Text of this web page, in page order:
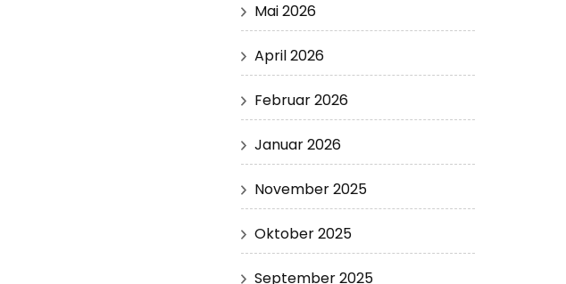
Mai 2026
April 2026
Februar 2026
Januar 2026
November 2025
Oktober 2025
September 2025